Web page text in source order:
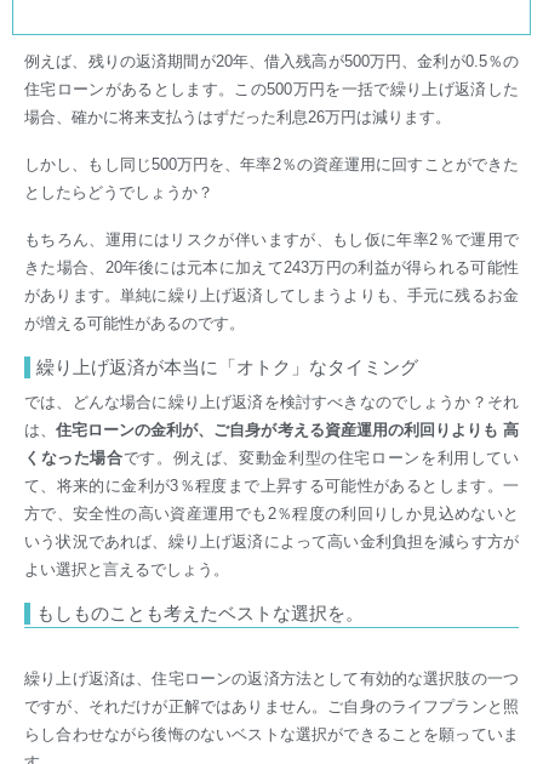
例えば、残りの返済期間が20年、借入残高が500万円、金利が0.5％の
住宅ローンがあるとします。この500万円を一括で繰り上げ返済した
場合、確かに将来支払うはずだった利息26万円は減ります。
しかし、もし同じ500万円を、年率2％の資産運用に回すことができた
としたらどうでしょうか？
もちろん、運用にはリスクが伴いますが、もし仮に年率2％で運用で
きた場合、20年後には元本に加えて243万円の利益が得られる可能性
があります。単純に繰り上げ返済してしまうよりも、手元に残るお金
が増える可能性があるのです。
繰り上げ返済が本当に「オトク」なタイミング
では、どんな場合に繰り上げ返済を検討すべきなのでしょうか？それ
は、住宅ローンの金利が、ご自身が考える資産運用の利回りよりも 高
くなった場合です。例えば、変動金利型の住宅ローンを利用してい
て、将来的に金利が3％程度まで上昇する可能性があるとします。一
方で、安全性の高い資産運用でも2％程度の利回りしか見込めないと
いう状況であれば、繰り上げ返済によって高い金利負担を減らす方が
よい選択と言えるでしょう。
もしものことも考えたベストな選択を。
繰り上げ返済は、住宅ローンの返済方法として有効的な選択肢の一つ
ですが、それだけが正解ではありません。ご自身のライフプランと照
らし合わせながら後悔のないベストな選択ができることを願っていま